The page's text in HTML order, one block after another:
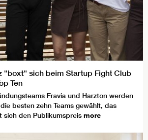
"boxt" sich beim Startup Fight Club
Ten
Fravia und Harzton werden
besten zehn Teams gewählt, das
sich den Publikumspreis more